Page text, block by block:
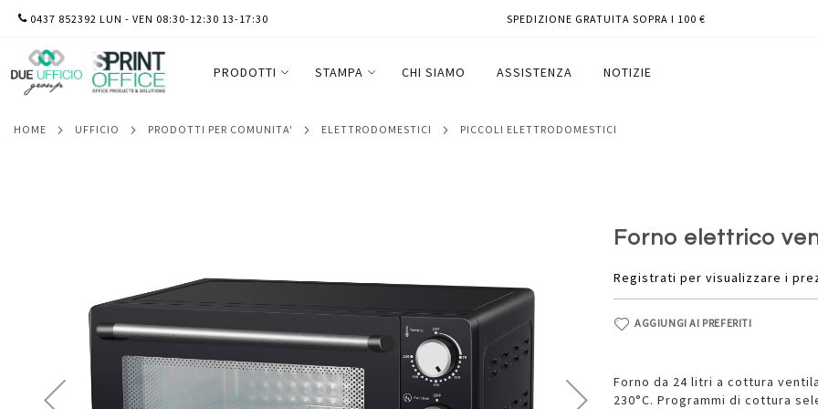
SALTA
CONTENUTO
0437 852392 LUN - VEN 08:30-12:30 13-17:30 SPEDIZIONE GRATUITA SOPRA I 100 €
PRODOTTI STAMPA CHI SIAMO ASSISTENZA NOTIZIE
HOME UFFICIO PRODOTTI PER COMUNITA' ELETTRODOMESTICI PICCOLI ELETTRODOMESTICI
Forno elettrico
Registrati per visualizzare i
AGGIUNGI AI PREFERITI
Forno da 24 litri a cottura
230°C. Programmi di cottura